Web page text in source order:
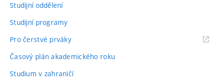
Studijní oddělení
Studijní programy
Pro čerstvé prváky
Časový plán akademického roku
Studium v zahraničí